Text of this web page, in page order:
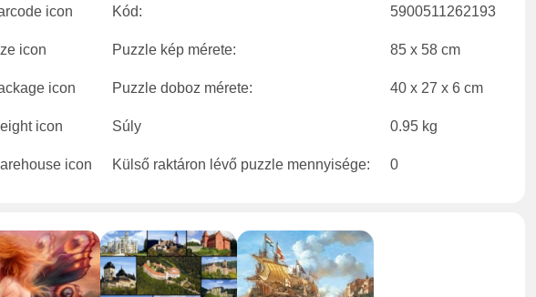
Kód: 5900511262193
Puzzle kép mérete: 85 x 58 cm
Puzzle doboz mérete: 40 x 27 x 6 cm
Súly 0.95 kg
Külső raktáron lévő puzzle mennyisége: 0